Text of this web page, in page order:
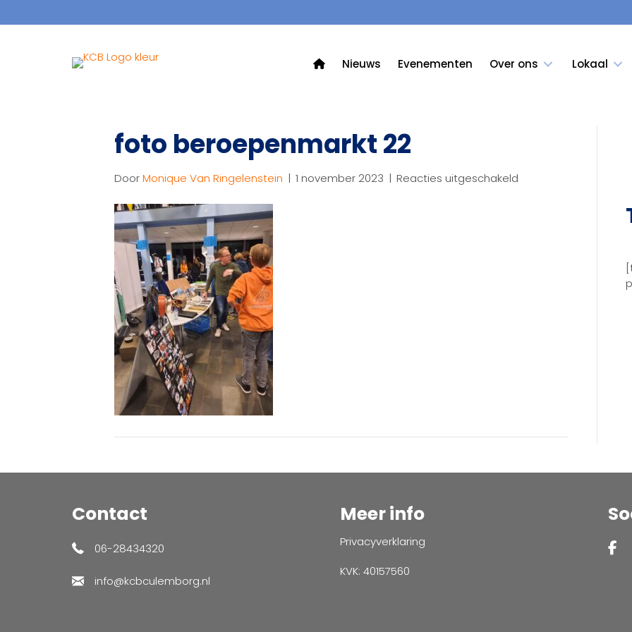
Nieuws Evenementen Over ons Lokaal
foto beroepenmarkt 22
DoorMonique Van Ringelenstein | 1 november 2023 | Reacties uitgeschakeld
Contact
06-28434320
info@kcbculemborg.nl
Meer info
Privacyverklaring
KVK: 40157560